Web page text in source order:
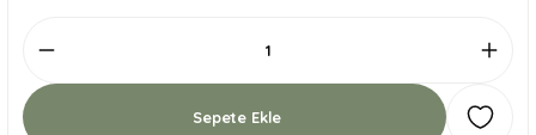
Sepete Ekle